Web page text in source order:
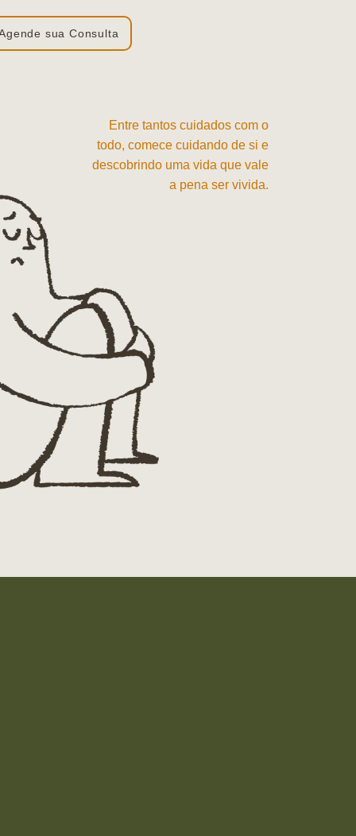
sua Consulta
Entre tantos cuidados com o
todo, comece cuidando de si e
descobrindo uma vida que vale
a pena ser vivida.